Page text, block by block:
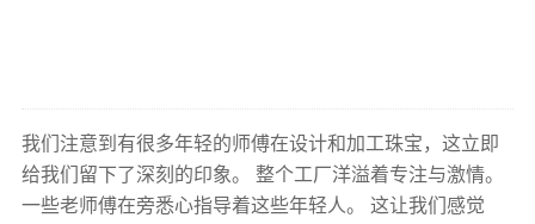
我们注意到有很多年轻的师傅在设计和加工珠宝，这立即
给我们留下了深刻的印象。 整个工厂洋溢着专注与激情。
一些老师傅在旁悉心指导着这些年轻人。 这让我们感觉